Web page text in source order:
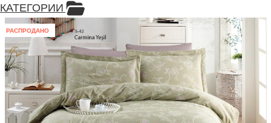
КАТЕГОРИИ
РАСПРОДАНО